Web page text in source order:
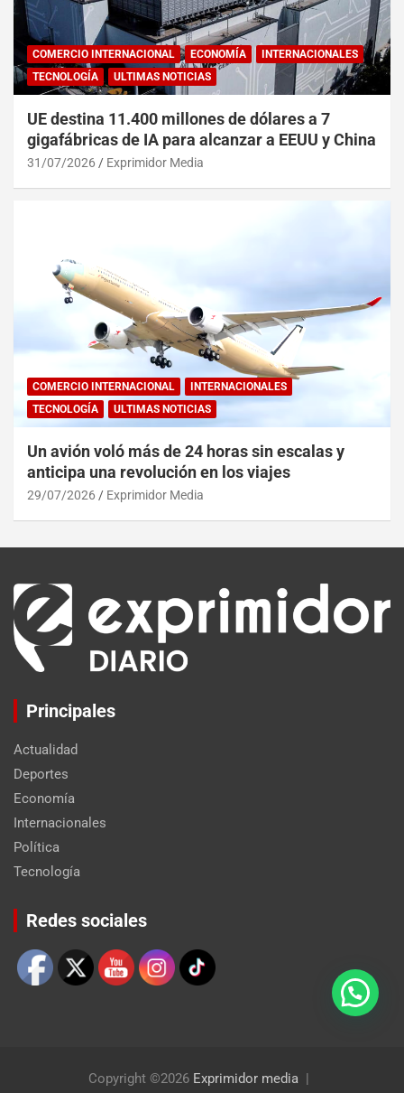
COMERCIO INTERNACIONAL ECONOMÍA
INTERNACIONALES
TECNOLOGÍA
ULTIMAS NOTICIAS
UE destina 11.400 millones de dólares a 7
gigafábricas de IA para alcanzar a EEUU y China
31/07/2026 Exprimidor Media
COMERCIO INTERNACIONAL
INTERNACIONALES
TECNOLOGÍA
ULTIMAS NOTICIAS
Un avión voló más de 24 horas sin escalas y
anticipa una revolución en los viajes
29/07/2026 Exprimidor Media
Principales
Actualidad
Deportes
Economía
Internacionales
Política
Tecnología
Redes sociales
Copyright ©2026 Exprimidor media